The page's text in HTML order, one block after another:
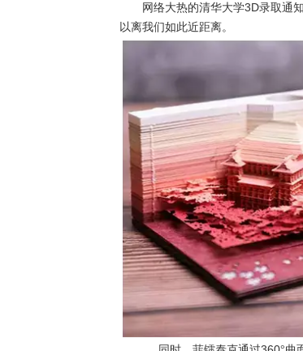
网络大热的清华大学3D录取通
以离我们如此近距离。